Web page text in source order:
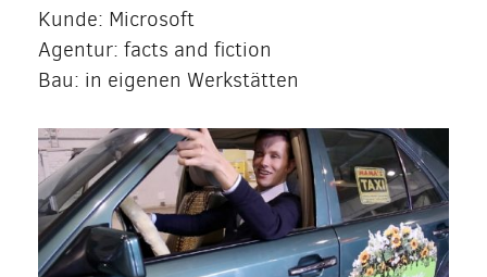
Kunde: Microsoft
Agentur: facts and fiction
Bau: in eigenen Werkstätten